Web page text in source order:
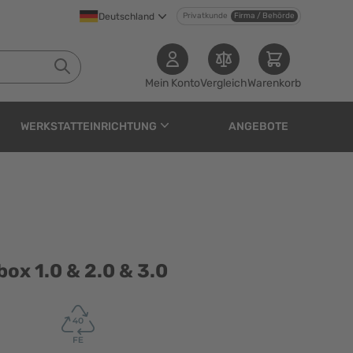
Deutschland Privatkunde Firma / Behörde
Mein KontoVergleichWarenkorb
WERKSTATTEINRICHTUNG ANGEBOTE
& 3.0
1.0 & 2.0 & 3.0